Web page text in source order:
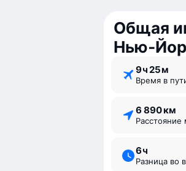
Общая
9 ⁠ч 25 ⁠м
Время в
6 890 км
6 ⁠ч
Разница во